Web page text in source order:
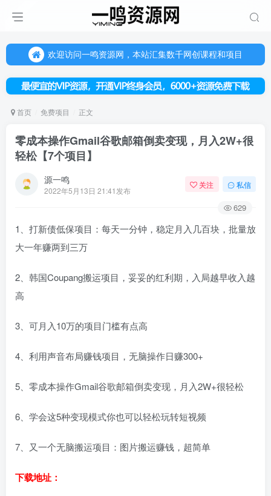
欢迎访问一鸣资源网，本站汇集数千网创课程和项目
欢迎访问一鸣资源网，本站汇集数千网创课程和项目
首页 免费项目 正文
零成本操作Gmail谷歌邮箱倒卖变现，月入2W+很
轻松【7个项目】
源一鸣
2022年5月13日 21:41发布
关注 私信
629
1、打新债低保项目：每天一分钟，稳定月入几百块，批量放
大一年赚两到三万
2、韩国Coupang搬运项目，妥妥的红利期，入局越早收入越
高
3、可月入10万的项目门槛有点高
4、利用声音布局赚钱项目，无脑操作日赚300+
5、零成本操作Gmail谷歌邮箱倒卖变现，月入2W+很轻松
6、学会这5种变现模式你也可以轻松玩转短视频
7、又一个无脑搬运项目：图片搬运赚钱，超简单
下载地址：